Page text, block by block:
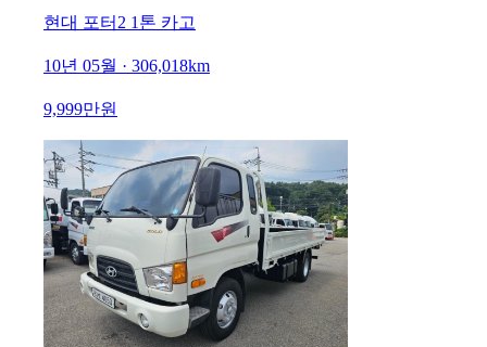
현대 포터2 1톤 카고
10년 05월 · 306,018km
9,999만원